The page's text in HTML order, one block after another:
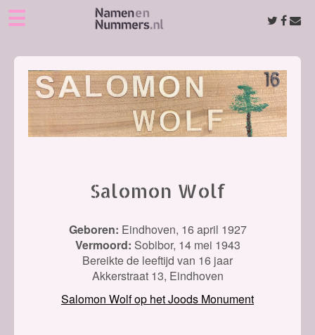
☰
Salomon Wolf
Geboren: Eindhoven, 16 april 1927
Vermoord: Sobibor, 14 mei 1943
Bereikte de leeftijd van 16 jaar
Akkerstraat 13, Eindhoven
Salomon Wolf op het Joods Monument